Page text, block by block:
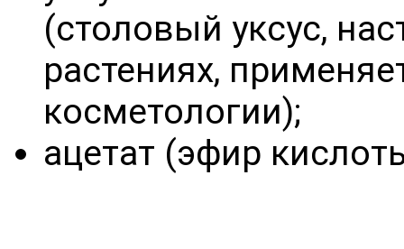
(столовый уксус,
растениях,
косметологии);
ацетат (эфир